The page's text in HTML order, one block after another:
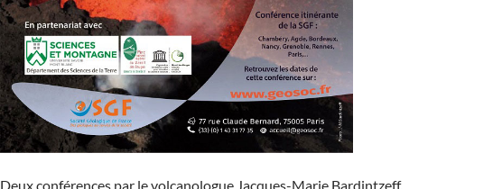
Deux conférences par le volcanologue Jacques-Marie Bardintzeff.